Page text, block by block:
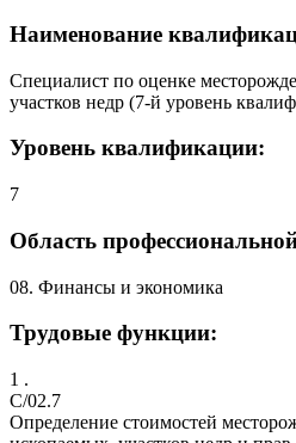
Наименование
Специалист по оценке
участков недр (7-й уровень
Уровень квалификации:
7
Область
08. Финансы и экономика
Трудовые функции:
1 .
C/02.7
Определение стоимостей